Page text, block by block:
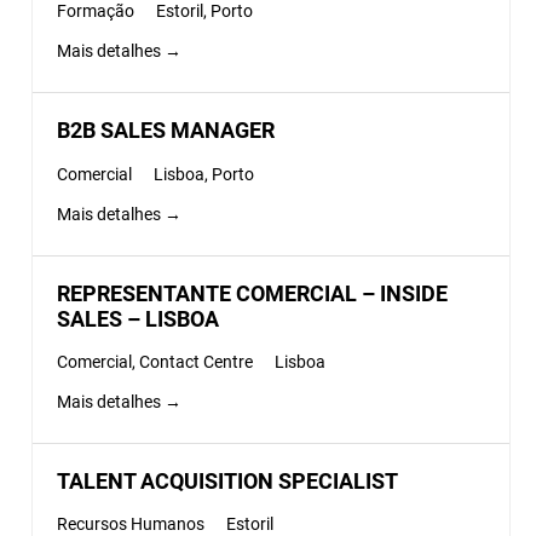
Formação Estoril Porto
Mais detalhes
B2B SALES MANAGER
Comercial Lisboa Porto
Mais detalhes
REPRESENTANTE COMERCIAL – INSIDE
SALES – LISBOA
Comercial Contact Centre Lisboa
Mais detalhes
TALENT ACQUISITION SPECIALIST
Recursos Humanos Estoril